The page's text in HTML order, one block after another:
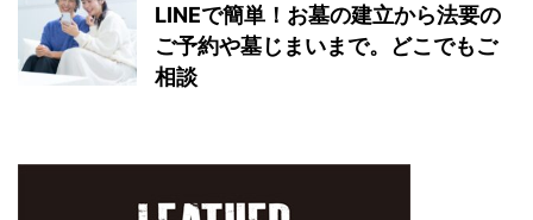
LINEで簡単！お墓の建立から法要の
ご予約や墓じまいまで。どこでもご
相談